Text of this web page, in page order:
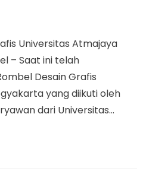
i
o
n
Universitas Atmajaya
– Saat ini telah
Desain Grafis
yang diikuti oleh
dari Universitas…